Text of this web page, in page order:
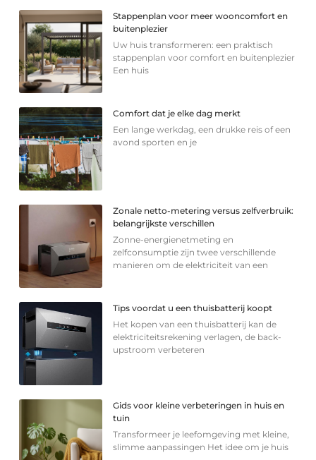
Stappenplan voor meer wooncomfort en
buitenplezier
Uw huis transformeren: een praktisch
stappenplan voor comfort en buitenplezier
Een huis
Comfort dat je elke dag merkt
Een lange werkdag, een drukke reis of een
avond sporten en je
Zonale netto-metering versus zelfverbruik:
belangrijkste verschillen
Zonne-energienetmeting en
zelfconsumptie zijn twee verschillende
manieren om de elektriciteit van een
Tips voordat u een thuisbatterij koopt
Het kopen van een thuisbatterij kan de
elektriciteitsrekening verlagen, de back-
upstroom verbeteren
Gids voor kleine verbeteringen in huis en
tuin
Transformeer je leefomgeving met kleine,
slimme aanpassingen Het idee om je huis